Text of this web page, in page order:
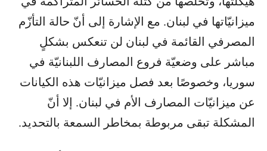
ميزانيّاتها في لبنان. مع الإشارة إلى أنّ حالة التأزّم
المصرفي القائمة في لبنان لن تنعكس بشكلٍ
مباشر على وضعيّة فروع المصارف اللبنانيّة في
سوريا، وخصوصًا بعد فصل ميزانيّات هذه الكيانات
عن ميزانيّات المصارف الأم في لبنان. إلا أنّ
المشكلة تبقى مربوطة بمخاطر السمعة بالتحديد.